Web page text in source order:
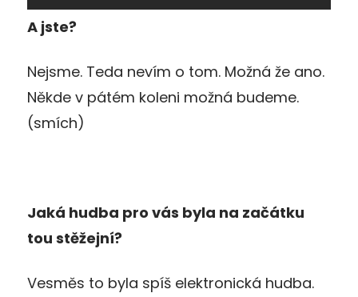
A jste?
Nejsme. Teda nevím o tom. Možná že ano.
Někde v pátém koleni možná budeme.
(smích)
Jaká hudba pro vás byla na začátku
tou stěžejní?
Vesměs to byla spíš elektronická hudba.